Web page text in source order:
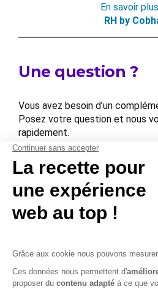
En savoir
RH by
Une question ?
Vous avez besoin d’un
Posez votre question et nous
rapidement.
Contactez-nous
Contactez-nous Mentions
Sécurisation des